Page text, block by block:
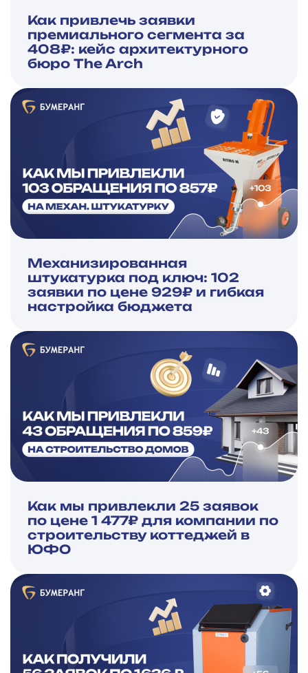
Как привлечь заявки
премиального сегмента за
408₽: кейс архитектурного
бюро The Arch
Механизированная
штукатурка под ключ: 102
заявки по цене 929₽ и гибкая
настройка бюджета
Как мы привлекли 25 заявок
по цене 1 477₽ для компании по
строительству коттеджей в
ЮФО